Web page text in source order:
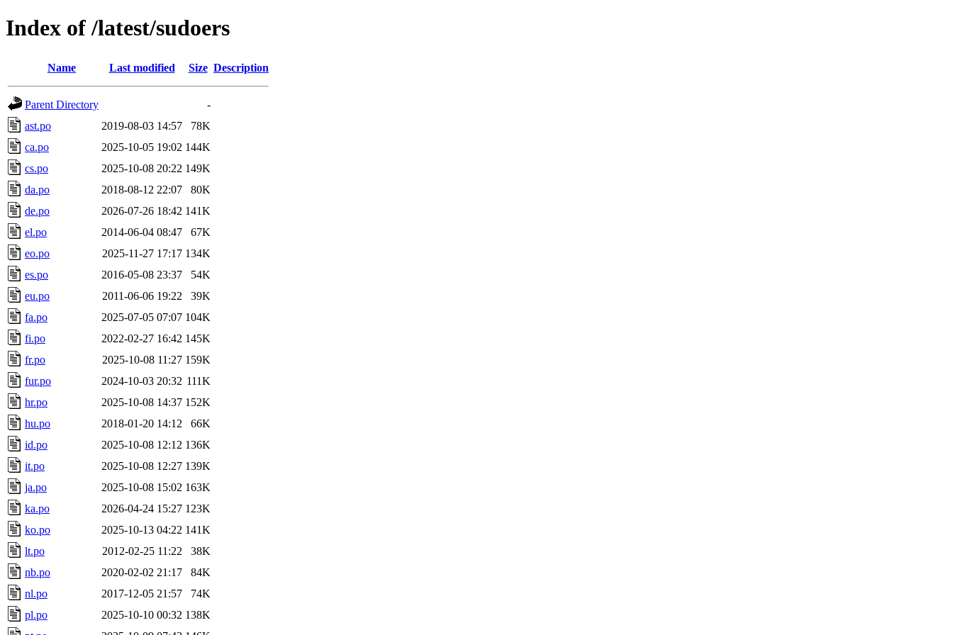
Index of /latest/sudoers
Name Last modified Size Description
Parent Directory
-
ast.po
2019-08-03 14:57
78K
ca.po
2025-10-05 19:02 144K
cs.po
2025-10-08 20:22 149K
da.po
2018-08-12 22:07
80K
de.po
2026-07-26 18:42 141K
el.po
2014-06-04 08:47
67K
eo.po
2025-11-27 17:17 134K
es.po
2016-05-08 23:37
54K
eu.po
2011-06-06 19:22
39K
fa.po
2025-07-05 07:07 104K
fi.po
2022-02-27 16:42 145K
fr.po
2025-10-08 11:27 159K
fur.po
2024-10-03 20:32 111K
hr.po
2025-10-08 14:37 152K
hu.po
2018-01-20 14:12
66K
id.po
2025-10-08 12:12 136K
it.po
2025-10-08 12:27 139K
ja.po
2025-10-08 15:02 163K
ka.po
2026-04-24 15:27 123K
ko.po
2025-10-13 04:22 141K
lt.po
2012-02-25 11:22
38K
nb.po
2020-02-02 21:17
84K
nl.po
2017-12-05 21:57
74K
pl.po
2025-10-10 00:32 138K